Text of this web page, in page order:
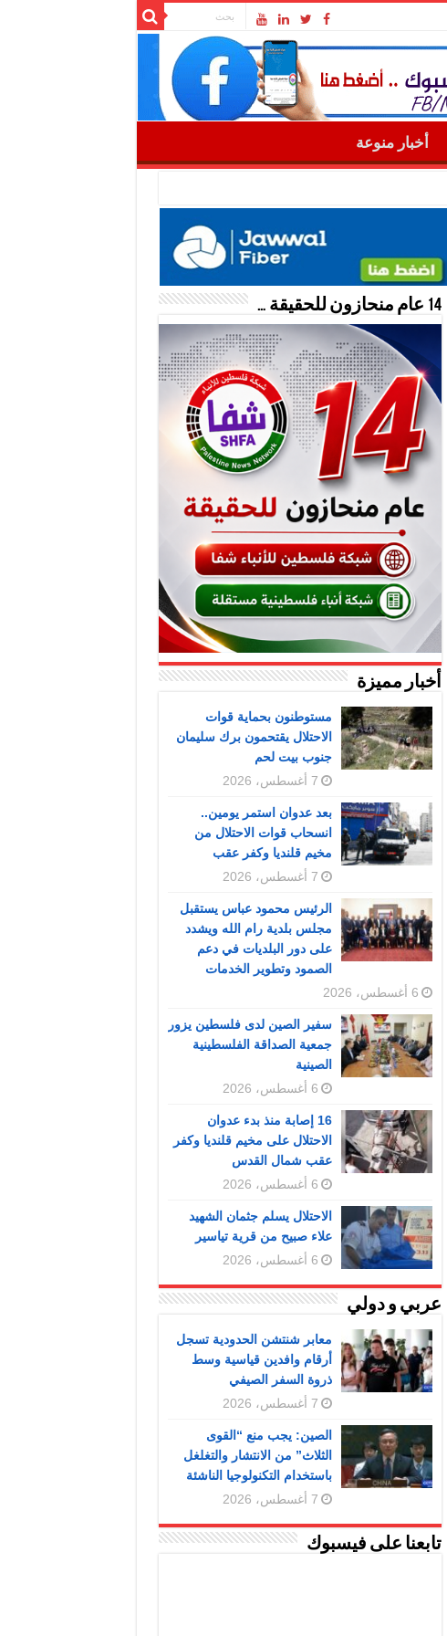
أخبار منوعة
14 عام منحازون للحقيقة …
أخبار مميزة
مستوطنون بحماية قوات
الاحتلال يقتحمون برك سليمان
جنوب بيت لحم
7 أغسطس، 2026
بعد عدوان استمر يومين..
انسحاب قوات الاحتلال من
مخيم قلنديا وكفر عقب
7 أغسطس، 2026
الرئيس محمود عباس يستقبل
مجلس بلدية رام الله ويشدد
على دور البلديات في دعم
الصمود وتطوير الخدمات
6 أغسطس، 2026
سفير الصين لدى فلسطين يزور
جمعية الصداقة الفلسطينية
الصينية
6 أغسطس، 2026
16 إصابة منذ بدء عدوان
الاحتلال على مخيم قلنديا وكفر
عقب شمال القدس
6 أغسطس، 2026
الاحتلال يسلم جثمان الشهيد
علاء صبيح من قرية تياسير
6 أغسطس، 2026
عربي و دولي
معابر شنتشن الحدودية تسجل
أرقام وافدين قياسية وسط
ذروة السفر الصيفي
7 أغسطس، 2026
الصين: يجب منع “القوى
الثلاث” من الانتشار والتغلغل
باستخدام التكنولوجيا الناشئة
7 أغسطس، 2026
تابعنا على فيسبوك